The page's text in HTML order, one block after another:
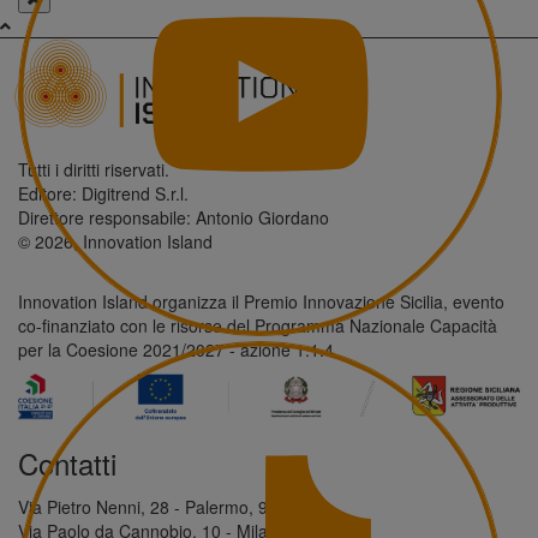
Tutti i diritti riservati.
Editore: Digitrend S.r.l.
Direttore responsabile: Antonio Giordano
© 2026, Innovation Island
Innovation Island organizza il Premio Innovazione Sicilia, evento
co-finanziato con le risorse del Programma Nazionale Capacità
per la Coesione 2021/2027 - azione 1.1.4
Contatti
Via Pietro Nenni, 28 - Palermo, 90146
Via Paolo da Cannobio, 10 - Milano, 20123